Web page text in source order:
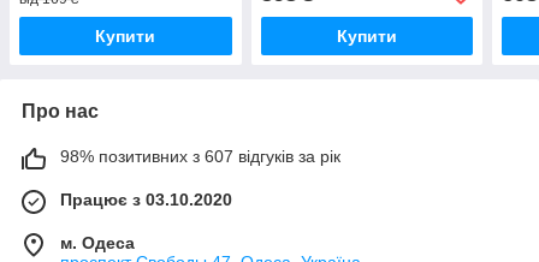
Купити Купити
Про нас
98% позитивних з 607 відгуків за рік
Працює з 03.10.2020
м. Одеса